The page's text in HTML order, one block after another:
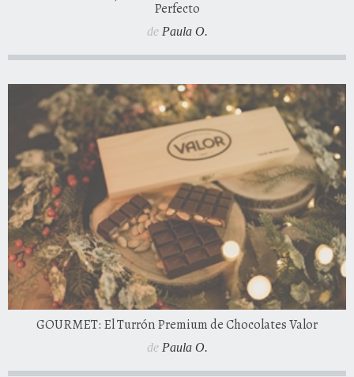
Perfecto
de Paula O.
GOURMET: El Turrón Premium de Chocolates Valor
de Paula O.